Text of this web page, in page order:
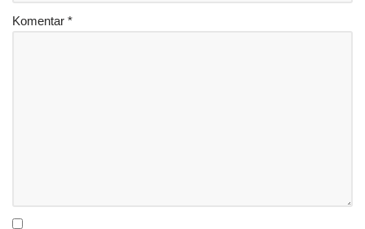
Komentar *